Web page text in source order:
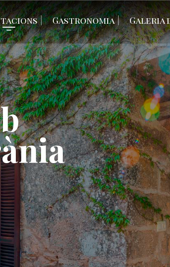
Gastronomia Galeria